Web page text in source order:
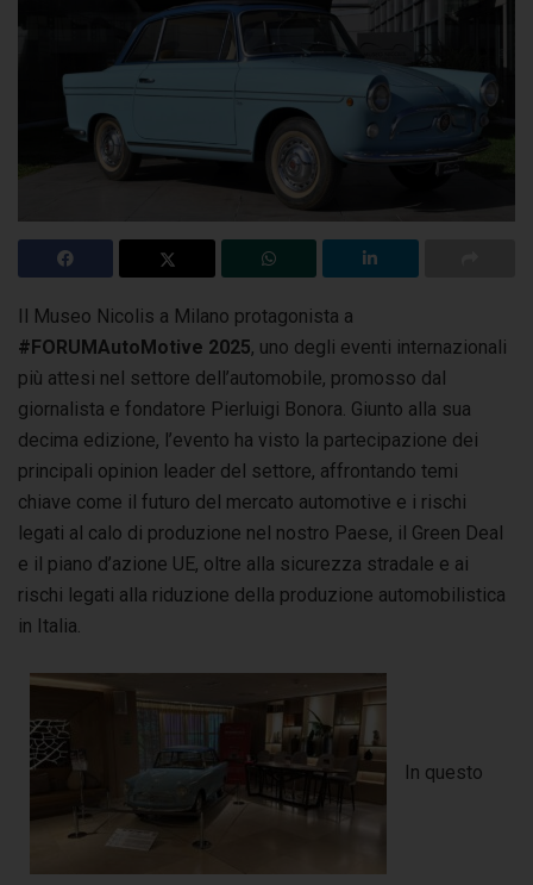
Il Museo Nicolis a Milano protagonista a
#FORUMAutoMotive 2025, uno degli eventi internazionali
più attesi nel settore dell’automobile, promosso dal
giornalista e fondatore Pierluigi Bonora. Giunto alla sua
decima edizione, l’evento ha visto la partecipazione dei
principali opinion leader del settore, affrontando temi
chiave come il futuro del mercato automotive e i rischi
legati al calo di produzione nel nostro Paese, il Green Deal
e il piano d’azione UE, oltre alla sicurezza stradale e ai
rischi legati alla riduzione della produzione automobilistica
in Italia.
In questo